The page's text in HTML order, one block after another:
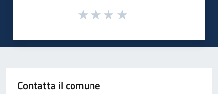
Contatta il comune